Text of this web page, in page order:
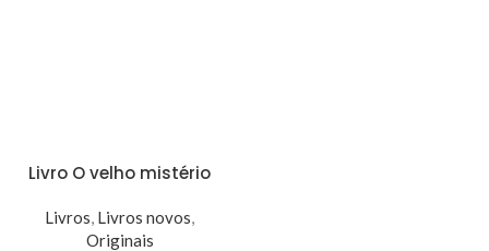
Livro O velho mistério
Livros Livros novos
Originais